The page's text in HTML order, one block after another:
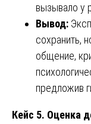
вызывало у
Вывод:
сохранить,
общение,
предложив
Кейс 5. Оценка